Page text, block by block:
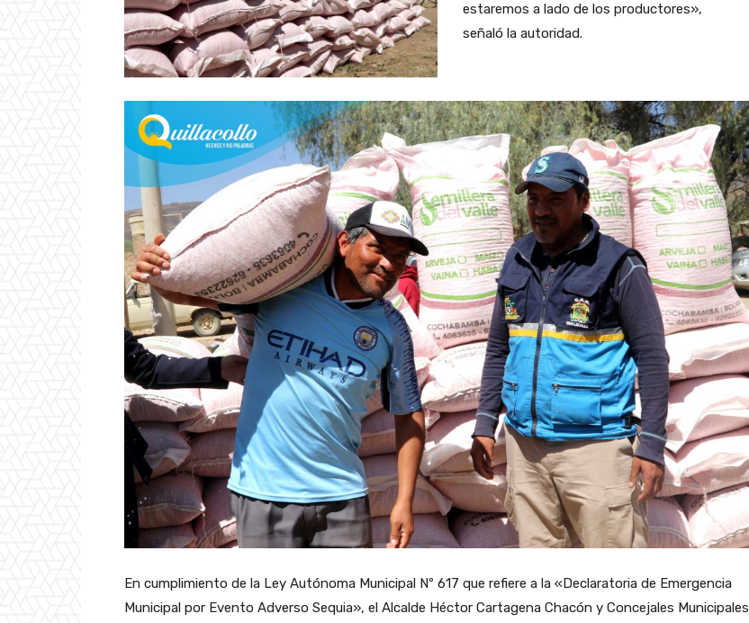
estaremos a lado de los productores»,
señaló la autoridad.
En cumplimiento de la Ley Autónoma Municipal Nº 617 que refiere a la «Declaratoria de Emergencia
Municipal por Evento Adverso Sequia», el Alcalde Héctor Cartagena Chacón y Concejales Municipales